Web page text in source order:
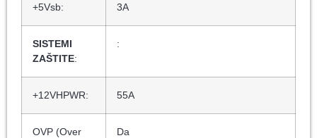
+5Vsb: 3A
SISTEMI
ZAŠTITE:
:
+12VHPWR: 55A
OVP (Over
Da